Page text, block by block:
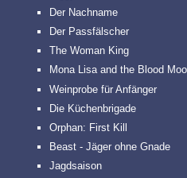
Der Nachname
Der Passfälscher
The Woman King
Mona Lisa and the Blood
Weinprobe für Anfänger
Die Küchenbrigade
Orphan: First Kill
Beast - Jäger ohne Gnade
Jagdsaison